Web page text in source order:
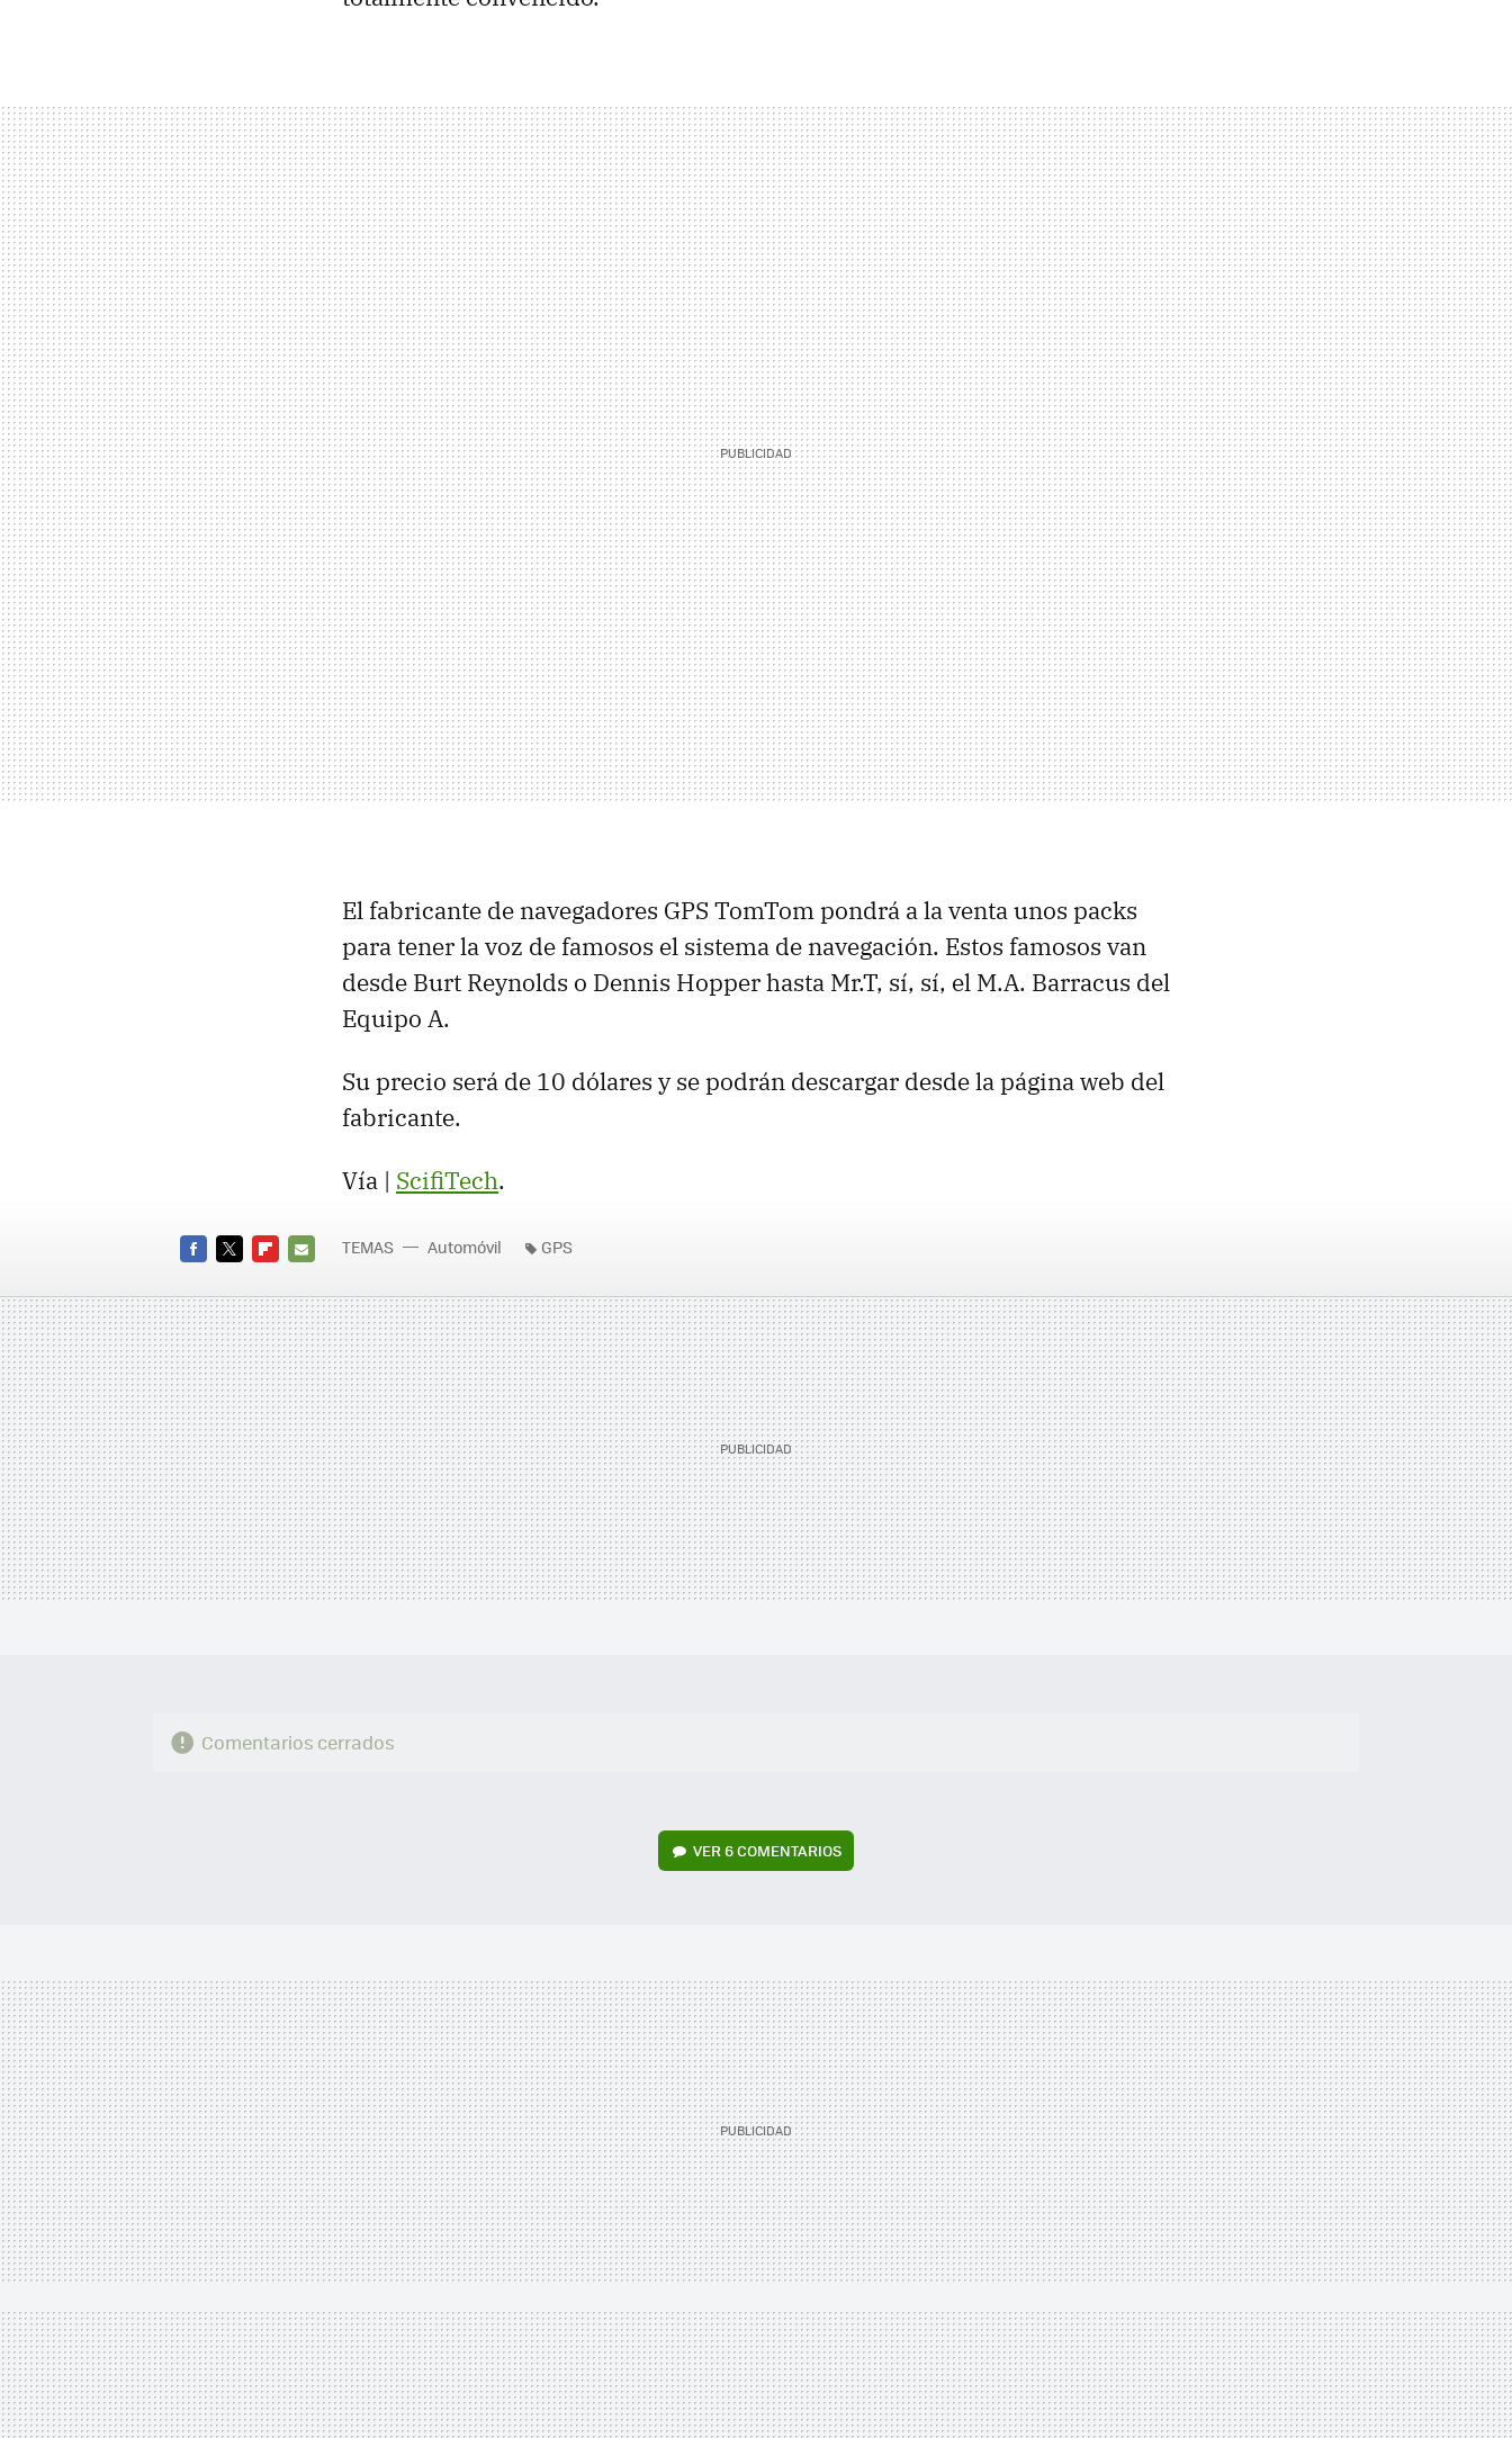
El fabricante de navegadores GPS TomTom pondrá a la venta unos packs
para tener la voz de famosos el sistema de navegación. Estos famosos van
desde Burt Reynolds o Dennis Hopper hasta Mr.T, sí, sí, el M.A. Barracus del
Equipo A.
Su precio será de 10 dólares y se podrán descargar desde la página web del
fabricante.
Vía | ScifiTech.
MAIL
TEMAS Automóvil GPS
Comentarios cerrados
VER6 COMENTARIOS